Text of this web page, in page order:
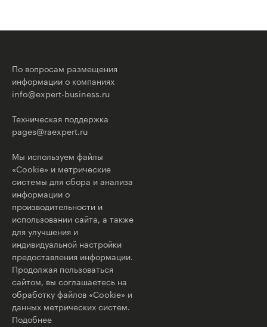
По вопросам размещения
информации о компаниях
info@expert-business.ru
Техническая поддержка
pages@raexpert.ru
Мы используем файлы
«Cookie» и метрические
системы для сбора и анализа
информации о
производительности и
использовании сайта, а также
для улучшения и
индивидуальной настройки
предоставления информации.
Продолжая пользоваться
сайтом, вы соглашаетесь на
обработку файлов «Cookie» и
данных метрических систем.
Подобнее